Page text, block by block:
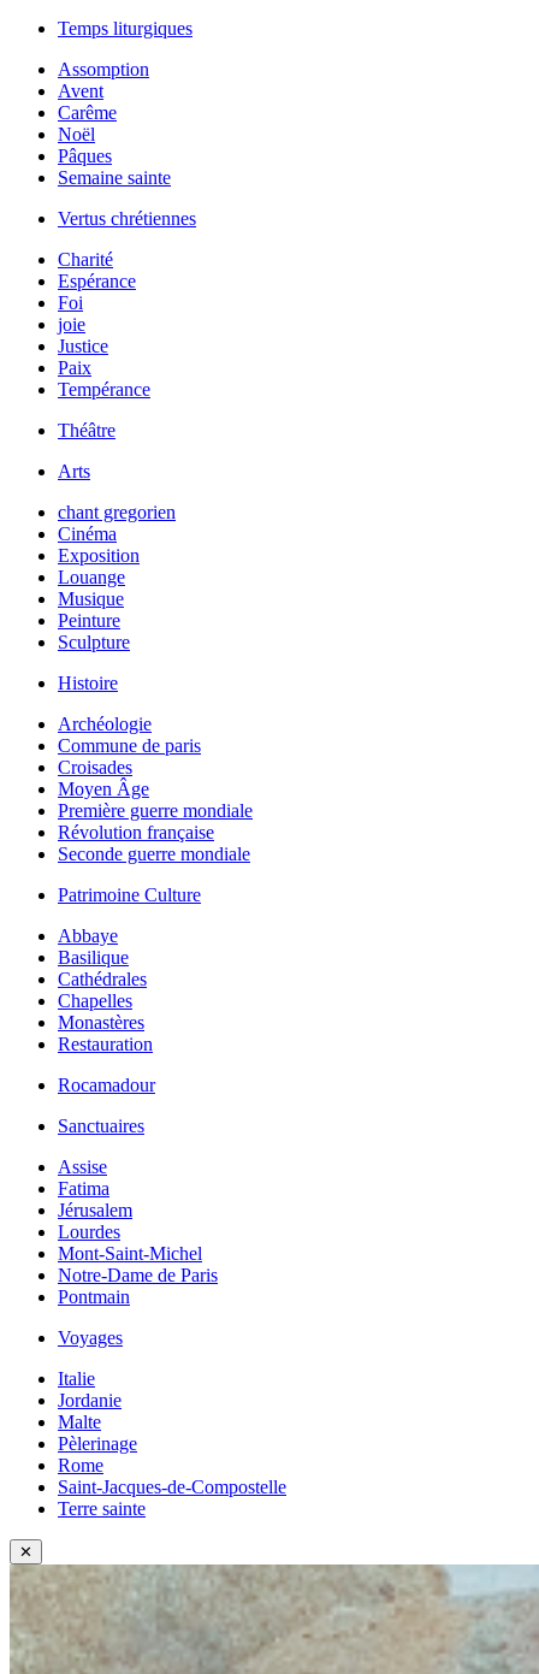
Temps liturgiques
Assomption
Avent
Carême
Noël
Pâques
Semaine sainte
Vertus chrétiennes
Charité
Espérance
Foi
joie
Justice
Paix
Tempérance
Théâtre
Arts
chant gregorien
Cinéma
Exposition
Louange
Musique
Peinture
Sculpture
Histoire
Archéologie
Commune de paris
Croisades
Moyen Âge
Première guerre mondiale
Révolution française
Seconde guerre mondiale
Patrimoine Culture
Abbaye
Basilique
Cathédrales
Chapelles
Monastères
Restauration
Rocamadour
Sanctuaires
Assise
Fatima
Jérusalem
Lourdes
Mont-Saint-Michel
Notre-Dame de Paris
Pontmain
Voyages
Italie
Jordanie
Malte
Pèlerinage
Rome
Saint-Jacques-de-Compostelle
Terre sainte
✕